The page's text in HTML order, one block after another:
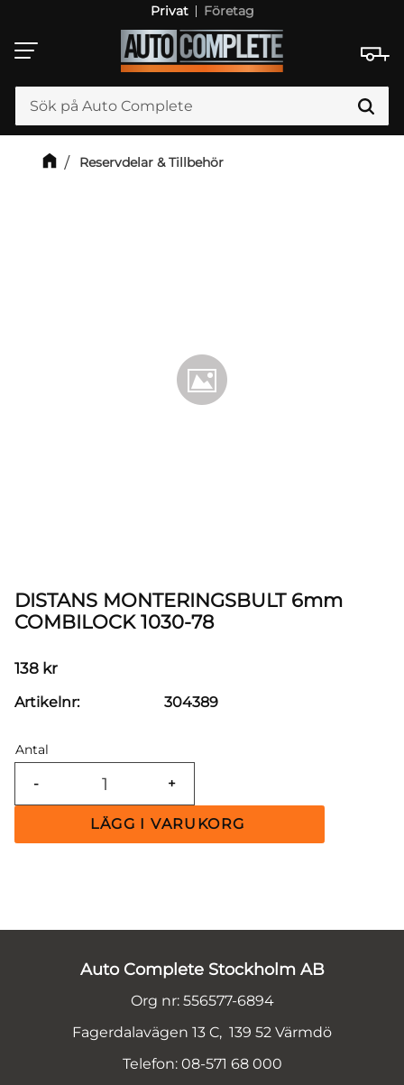
Meny
Privat Företag
Reservdelar & Tillbehör
DISTANS MONTERINGSBULT 6mm
COMBILOCK 1030-78
138 kr
Antal
+
-
Artikelnr 304389
Auto Complete Stockholm AB
Org nr: 556577-6894
Fagerdalavägen 13 C, 139 52 Värmdö
Telefon: 08-571 68 000